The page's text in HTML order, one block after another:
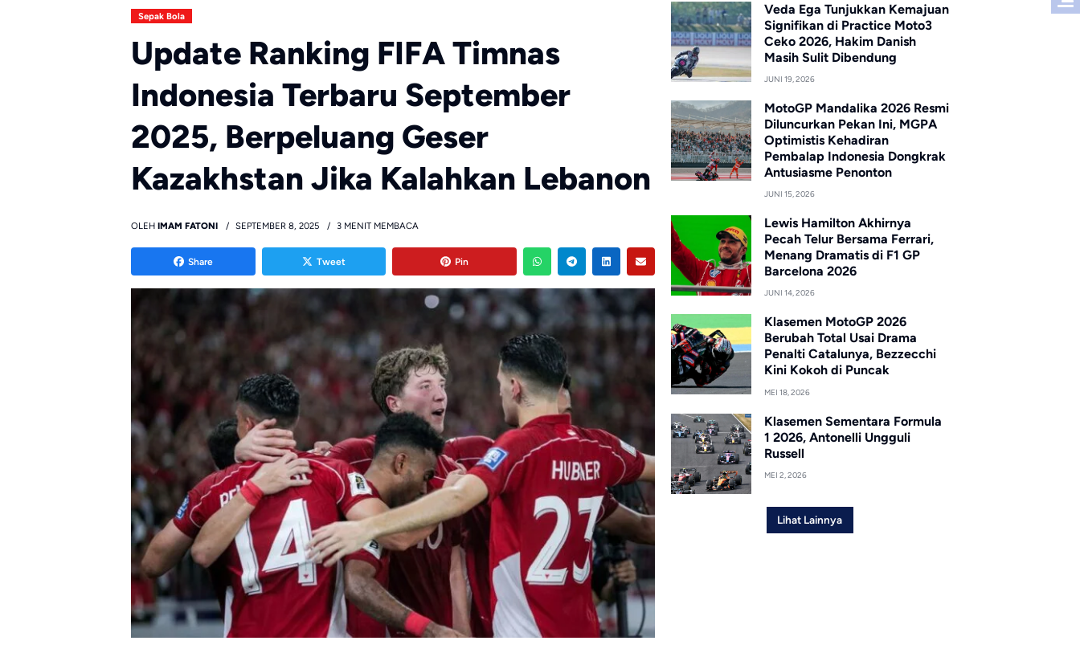
Sepak Bola
Update Ranking FIFA Timnas
Indonesia Terbaru September
2025, Berpeluang Geser
Kazakhstan Jika Kalahkan Lebanon
OLEH IMAM FATONI SEPTEMBER 8, 2025 3 MENIT MEMBACA
Share Tweet Pin
Veda Ega Tunjukkan Kemajuan
Signifikan di Practice Moto3
Ceko 2026, Hakim Danish
Masih Sulit Dibendung
JUNI 19, 2026
MotoGP Mandalika 2026 Resmi
Diluncurkan Pekan Ini, MGPA
Optimistis Kehadiran
Pembalap Indonesia Dongkrak
Antusiasme Penonton
JUNI 15, 2026
Lewis Hamilton Akhirnya
Pecah Telur Bersama Ferrari,
Menang Dramatis di F1 GP
Barcelona 2026
JUNI 14, 2026
Klasemen MotoGP 2026
Berubah Total Usai Drama
Penalti Catalunya, Bezzecchi
Kini Kokoh di Puncak
MEI 18, 2026
Klasemen Sementara Formula
1 2026, Antonelli Ungguli
Russell
MEI 2, 2026
Lihat Lainnya